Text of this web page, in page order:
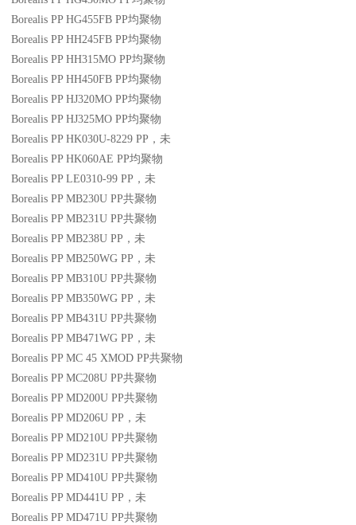
Borealis PP HG455FB PP均聚物
Borealis PP HH245FB PP均聚物
Borealis PP HH315MO PP均聚物
Borealis PP HH450FB PP均聚物
Borealis PP HJ320MO PP均聚物
Borealis PP HJ325MO PP均聚物
Borealis PP HK030U-8229 PP ，未
Borealis PP HK060AE PP均聚物
Borealis PP LE0310-99 PP ，未
Borealis PP MB230U PP共聚物
Borealis PP MB231U PP共聚物
Borealis PP MB238U PP ，未
Borealis PP MB250WG PP ，未
Borealis PP MB310U PP共聚物
Borealis PP MB350WG PP ，未
Borealis PP MB431U PP共聚物
Borealis PP MB471WG PP ，未
Borealis PP MC 45 XMOD PP共聚物
Borealis PP MC208U PP共聚物
Borealis PP MD200U PP共聚物
Borealis PP MD206U PP ，未
Borealis PP MD210U PP共聚物
Borealis PP MD231U PP共聚物
Borealis PP MD410U PP共聚物
Borealis PP MD441U PP ，未
Borealis PP MD471U PP共聚物